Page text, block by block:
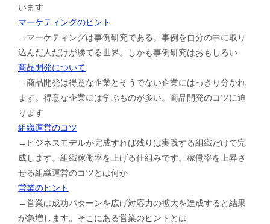
います
マーケティングのヒント
→マーケティングは事例研究である。事例を自分の中に取り
込んだ人だけが勝てる世界。しかも事例研究はおもしろい
商品開発について
→商品開発は得意な企業とそうでない企業にはっきり分かれ
ます。得意な企業には学ぶものが多い。商品開発のコツに迫
ります
組織運営のコツ
→ビジネスモデルが完成すれば残りは実践する組織だけで完
成します。組織稼働率を上げる仕組みです。稼働率を上昇さ
せる組織運営のコツとは何か
営業のヒント
→営業は成功パターンを広げ対応力の拡大を達成すると結果
が急増します。そこにある営業のヒントとは